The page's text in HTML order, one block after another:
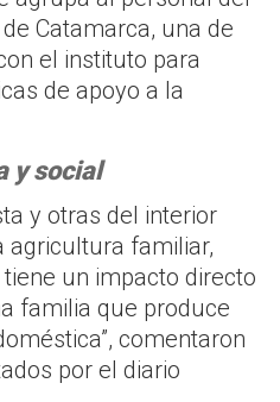
Catamarca, una de
el instituto para
de apoyo a la
y social
y otras del interior
agricultura familiar,
un impacto directo
familia que produce
comentaron
por el diario